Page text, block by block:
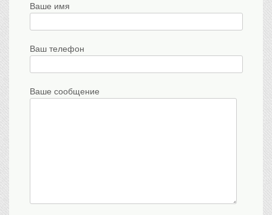
Ваше имя
Ваш телефон
Ваше сообщение